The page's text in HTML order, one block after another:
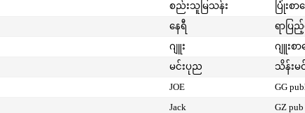
စည်းသူမြသန်း ပြုံးစာ
နေရီ ရာပြ
ဂျူး ဂျူးစာ
မင်းပုည သိန်းမ
JOE GG
Jack GZ pub